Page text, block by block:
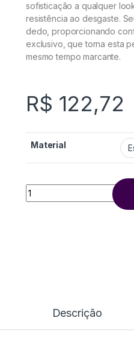
sofisticação a qualquer
resistência ao desgaste.
dedo, proporcionando
exclusivo, que torna esta
mesmo tempo marcante.
R$ 122,72
Material
Descrição